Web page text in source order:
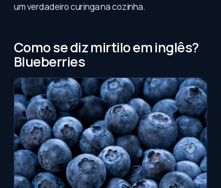
um verdadeiro curinga na cozinha.
Como se diz mirtilo em inglês?
Blueberries